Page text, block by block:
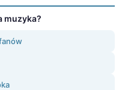
muzyka?